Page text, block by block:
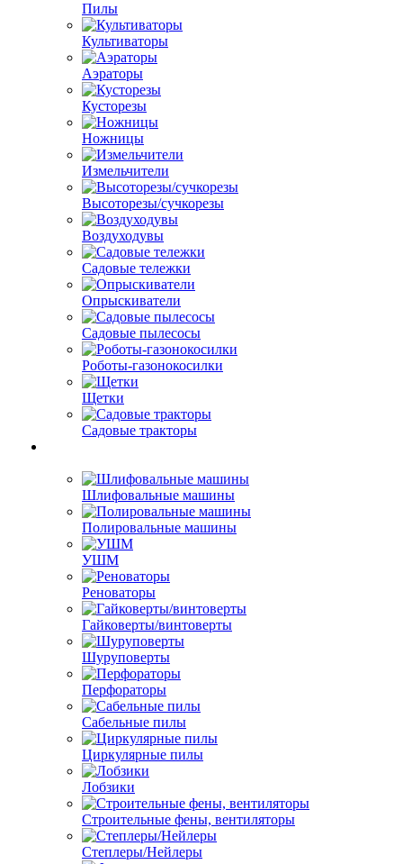
Пилы
Культиваторы
Аэраторы
Кусторезы
Ножницы
Измельчители
Высоторезы/сучкорезы
Воздуходувы
Садовые тележки
Опрыскиватели
Садовые пылесосы
Роботы-газонокосилки
Щетки
Садовые тракторы
Шлифовальные машины
Полировальные машины
УШМ
Реноваторы
Гайковерты/винтоверты
Шуруповерты
Перфораторы
Сабельные пилы
Циркулярные пилы
Лобзики
Строительные фены, вентиляторы
Степлеры/Нейлеры